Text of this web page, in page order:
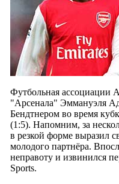
Футбольная ассоциации
"Арсенала" Эммануэля
Бендтнером во время
(1:5). Напомним, за
в резкой форме выразил
молодого партнёра.
неправоту и извинился
Sports.